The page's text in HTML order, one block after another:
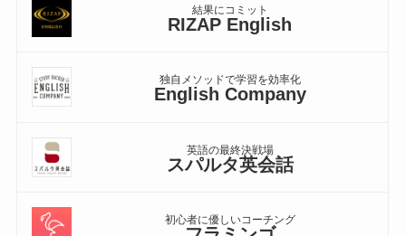
結果にコミット
RIZAP English
独自メソッドで学習を効率化
English Company
英語の最終決戦場
スパルタ英会話
初心者に優しいコーチング